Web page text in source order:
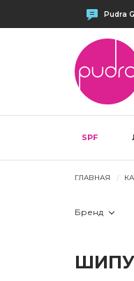
Pudra
SPF
ГЛАВНАЯ
Бренд